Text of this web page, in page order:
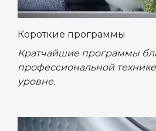
Короткие программы
Кратчайшие программы
профессиональной
уровне.